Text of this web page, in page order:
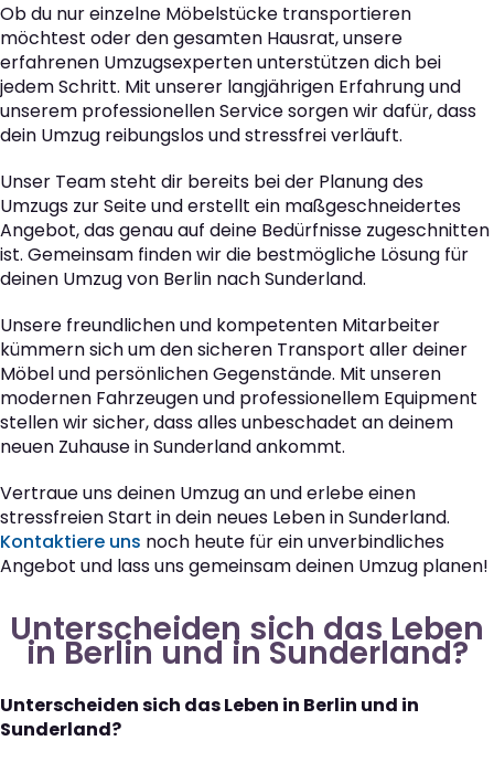
Ob du nur einzelne Möbelstücke transportieren
möchtest oder den gesamten Hausrat, unsere
erfahrenen Umzugsexperten unterstützen dich bei
jedem Schritt. Mit unserer langjährigen Erfahrung und
unserem professionellen Service sorgen wir dafür, dass
dein Umzug reibungslos und stressfrei verläuft.
Unser Team steht dir bereits bei der Planung des
Umzugs zur Seite und erstellt ein maßgeschneidertes
Angebot, das genau auf deine Bedürfnisse zugeschnitten
ist. Gemeinsam finden wir die bestmögliche Lösung für
deinen Umzug von Berlin nach Sunderland.
Unsere freundlichen und kompetenten Mitarbeiter
kümmern sich um den sicheren Transport aller deiner
Möbel und persönlichen Gegenstände. Mit unseren
modernen Fahrzeugen und professionellem Equipment
stellen wir sicher, dass alles unbeschadet an deinem
neuen Zuhause in Sunderland ankommt.
Vertraue uns deinen Umzug an und erlebe einen
stressfreien Start in dein neues Leben in Sunderland.
Kontaktiere uns noch heute für ein unverbindliches
Angebot und lass uns gemeinsam deinen Umzug planen!
Unterscheiden sich das Leben
in Berlin und in Sunderland?
Unterscheiden sich das Leben in Berlin und in
Sunderland?